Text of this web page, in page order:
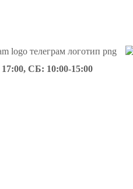
СБ: 10:00-15:00